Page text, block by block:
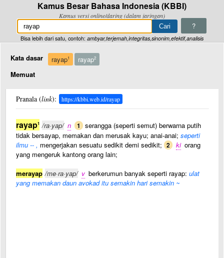
Kamus Besar Bahasa Indonesia (KBBI)
Kamus versi online/daring (dalam jaringan)
?
Bisa lebih dari satu, contoh: ambyar,terjemah,integritas,sinonim,efektif,analisis
Kata dasar rayap1 rayap2
Memuat
Pranala (link): https://kbbi.web.id/rayap
rayap1 /ra·yap/ n 1 serangga (seperti semut) berwarna putih
tidak bersayap, memakan dan merusak kayu; anai-anai; seperti
ilmu -- , mengerjakan sesuatu sedikit demi sedikit; 2 ki orang
yang mengeruk kantong orang lain;
merayap /me·ra·yap/ v berkerumun banyak seperti rayap: ulat
yang memakan daun avokad itu semakin hari semakin ~